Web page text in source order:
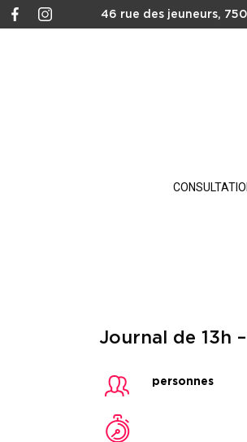
46 rue des jeuneurs,
Journal de 13h
personnes